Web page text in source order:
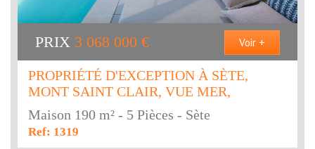
PRIX 3 068 000 € Voir +
PROPRIÉTÉ D'EXCEPTION À SÈTE,
MONT SAINT CLAIR, VUE MER,
Maison 190 m² - 5 Pièces - Sète
Ref: 1319